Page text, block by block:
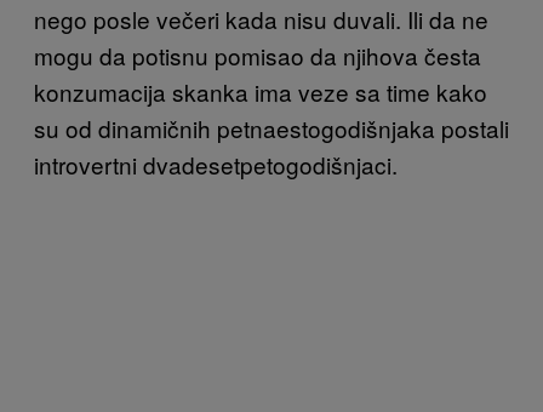
nego posle večeri kada nisu duvali. Ili da ne
mogu da potisnu pomisao da njihova česta
konzumacija skanka ima veze sa time kako
su od dinamičnih petnaestogodišnjaka postali
introvertni dvadesetpetogodišnjaci.